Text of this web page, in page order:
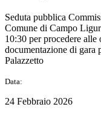
Seduta pubblica
Comune di Campo
10:30 per procedere
documentazione di gara
Palazzetto
Data:
24 Febbraio 2026